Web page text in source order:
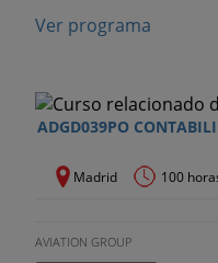
Ver programa
ADGD039PO
Madrid 100
AVIATION GROUP